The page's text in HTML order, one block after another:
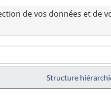
de vos données et de
Structure